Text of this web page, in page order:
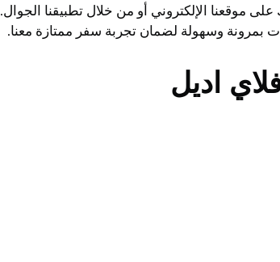
الإلكتروني أو من خلال تطبيقنا الجوال.
بمرونة وسهولة لضمان تجربة سفر ممتازة معنا.
اديل